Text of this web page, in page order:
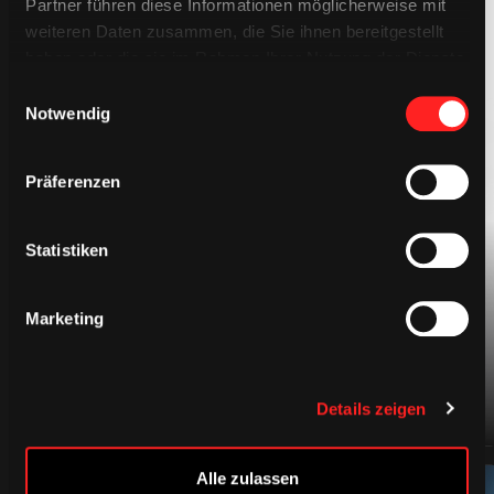
Partner führen diese Informationen möglicherweise mit
weiteren Daten zusammen, die Sie ihnen bereitgestellt
Notwendig
Präferenzen
Statistiken
Marketing
Details zeigen
Alle zulassen